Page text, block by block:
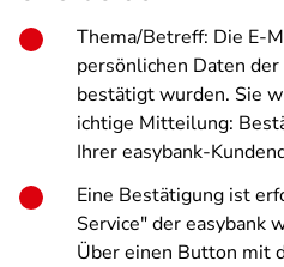
Thema/Betreff: Die E-
persönlichen Daten
bestätigt wurden. Sie
ichtige Mitteilung: Best
Ihrer easybank-
Eine Bestätigung ist
Service" der easybank
Über einen Button mit